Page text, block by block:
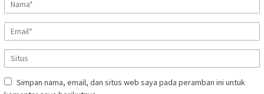
Simpan nama, email, dan situs web saya pada peramban ini untuk